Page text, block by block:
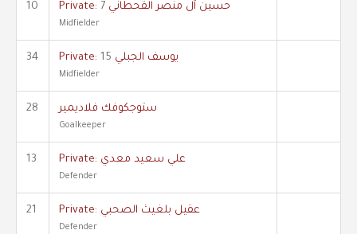
10 Private: حسين آل منصر القحطاني 7
Midfielder
34 Private: يوسف الجبلي 15
Midfielder
28 ستوجكوفك فلاديمير
Goalkeeper
13 Private: علي سعيد معدي
Defender
21 Private: عقيل بلغيث الصحبي
Defender